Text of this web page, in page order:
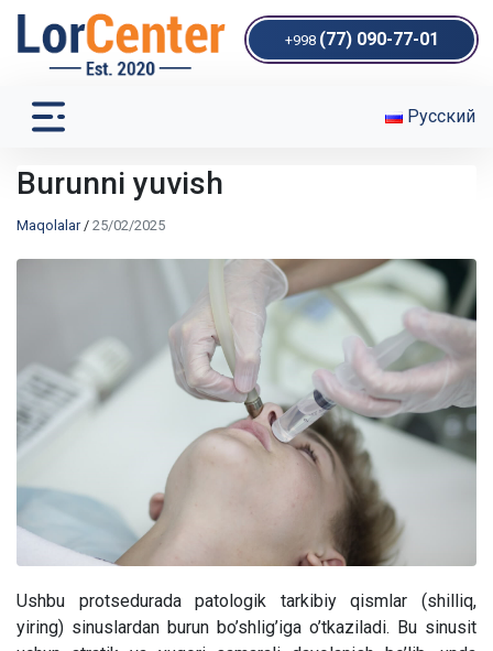
+998 (77) 090-77-01
Русский
Burunni yuvish
Maqolalar/ 25/02/2025
Ushbu protsedurada patologik tarkibiy qismlar (shilliq,
yiring) sinuslardan burun bo’shlig’iga o’tkaziladi. Bu sinusit